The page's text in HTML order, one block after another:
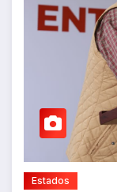
Estados